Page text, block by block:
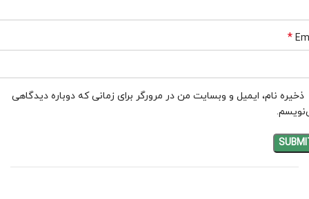
*
ذخیره نام، ایمیل و وبسایت من در مرورگر برای زمانی که دوباره دیدگاهی